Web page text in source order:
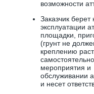
возможности
Заказчик берет
эксплуатации
площадки,
(грунт не
креплению
мероприятия и
обслуживании
и несет